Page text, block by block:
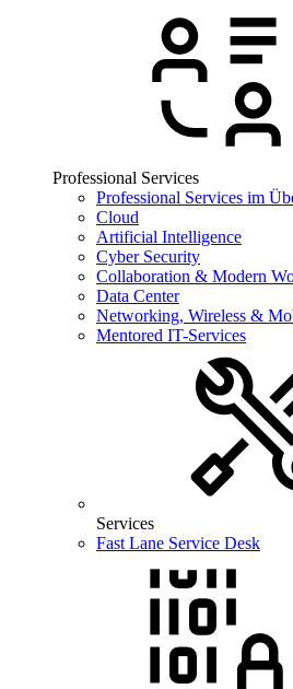
Professional Services
Professional Services im
Cloud
Artificial Intelligence
Cyber Security
Collaboration & Modern
Data Center
Networking, Wireless &
Mentored IT-Services
Services
Fast Lane Service Desk